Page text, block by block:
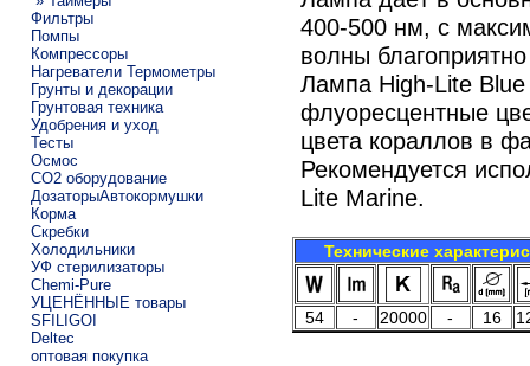
Фильтры
Помпы
Компрессоры
Нагреватели Термометры
Грунты и декорации
Грунтовая техника
Удобрения и уход
Тесты
Осмос
CO2 оборудование
ДозаторыАвтокормушки
Корма
Скребки
Холодильники
УФ стерилизаторы
Chemi-Pure
УЦЕНЁННЫЕ товары
SFILIGOI
Deltec
оптовая покупка
400-500 нм, с
волны
Лампа High-Lite Blue
флуоресцентные
цвета кораллов в
Рекомендуется
Lite Marine.
Технические
54 - 20000 - 16